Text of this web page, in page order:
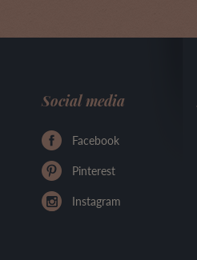
Social media
Facebook
Pinterest
Instagram